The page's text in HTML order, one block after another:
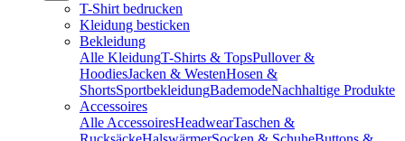
T-Shirt bedrucken
Kleidung besticken
Bekleidung
Alle KleidungT-Shirts & TopsPullover &
HoodiesJacken & WestenHosen &
ShortsSportbekleidungBademodeNachhaltige Produkte
Accessoires
Alle AccessoiresHeadwearTaschen &